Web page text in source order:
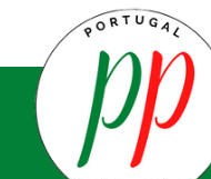
hoofd
inhoud
eerste
sidebar
voettekst